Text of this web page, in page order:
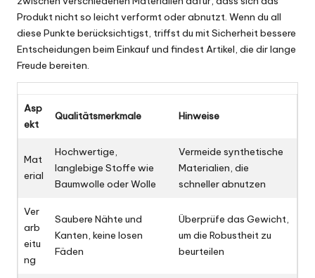
Produkt nicht so leicht verformt oder abnutzt. Wenn du all
diese Punkte berücksichtigst, triffst du mit Sicherheit bessere
Entscheidungen beim Einkauf und findest Artikel, die dir lange
Freude bereiten.
Asp
ekt
Qualitätsmerkmale Hinweise
Mat
erial
Hochwertige,
langlebige Stoffe wie
Baumwolle oder Wolle
Vermeide synthetische
Materialien, die
schneller abnutzen
Ver
arb
eitu
ng
Saubere Nähte und
Kanten, keine losen
Fäden
Überprüfe das Gewicht,
um die Robustheit zu
beurteilen